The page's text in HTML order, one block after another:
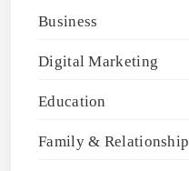
Business
Digital Marketing
Education
Family & Relationship